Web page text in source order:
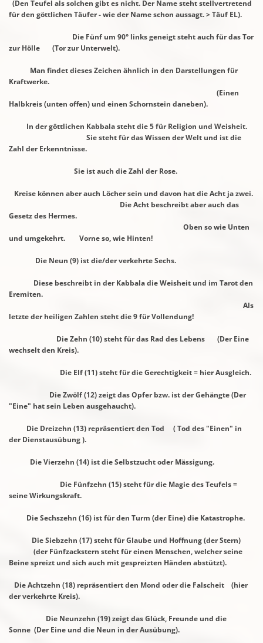
(Den Teufel als solchen gibt es nicht. Der Name steht stellvertretend
fürden göttlichen Täufer - wie der Name schon aussagt. > Täuf EL).
Die Fünf um 90° links geneigt steht auch für das Tor
zur Hölle (Tor zur Unterwelt).
Man findet dieses Zeichen ähnlich in den Darstellungen für
Kraftwerke.
(Einen
Halbkreis(unten offen) und einen Schornstein daneben).
In der göttlichen Kabbala steht die 5 für Religion und Weisheit.
Sie steht für das Wissen der Welt und ist die
Zahl der Erkenntnisse.
Sie ist auch die Zahl der Rose.
Kreise können aber auch Löcher sein und davon hat die Acht ja zwei.
Die Acht beschreibt aber auch das
Gesetz des Hermes.
Oben so wie Unten
und umgekehrt. Vorne so, wie Hinten!
Die Neun (9) ist die/der verkehrte Sechs.
Diese beschreibt in der Kabbala die Weisheit und im Tarot den
Eremiten.
Als
letzte der heiligen Zahlen steht die 9 für Vollendung!
Die Zehn (10) steht für das Rad des Lebens (Der Eine
wechselt den Kreis).
Die Elf (11) steht für die Gerechtigkeit = hier Ausgleich.
Die Zwölf (12) zeigt das Opfer bzw. ist der Gehängte (Der
"Eine" hat sein Leben ausgehaucht).
Die Dreizehn (13) repräsentiert den Tod ( Tod des "Einen" in
der Dienstausübung ).
Die Vierzehn (14) ist die Selbstzucht oder Mässigung.
Die Fünfzehn (15) steht für die Magie des Teufels =
seineWirkungskraft.
Die Sechszehn (16) ist für den Turm (der Eine) die Katastrophe.
Die Siebzehn (17) steht für Glaube und Hoffnung (der Stern)
(der Fünfzackstern steht für einen Menschen, welcher seine
Beine spreizt und sich auch mit gespreizten Händen abstützt).
Die Achtzehn (18) repräsentiert den Mond oder die Falscheit (hier
der verkehrte Kreis).
Die Neunzehn (19) zeigt das Glück, Freunde und die
Sonne (Der Eine und die Neun in der Ausübung).